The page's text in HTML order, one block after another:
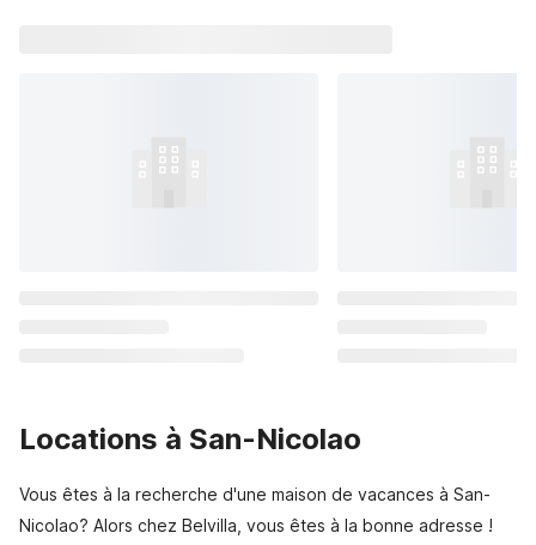
Locations à San-Nicolao
Vous êtes à la recherche d'une maison de vacances à San-
Nicolao? Alors chez Belvilla, vous êtes à la bonne adresse !